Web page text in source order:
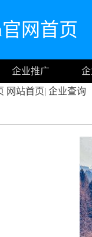
官网首页
企业推广
网站首页| 企业查询